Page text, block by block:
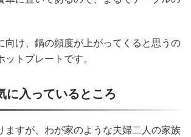
向け、鍋の頻度が上がってくると思うの
トプレートです。
に入っているところ
ますが、わが家のような夫婦二人の家族